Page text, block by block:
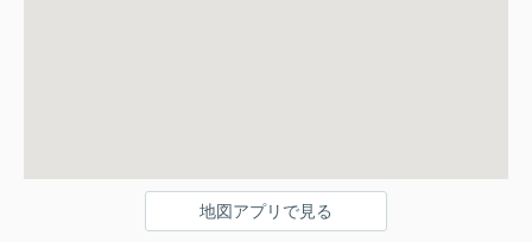
地図アプリで見る